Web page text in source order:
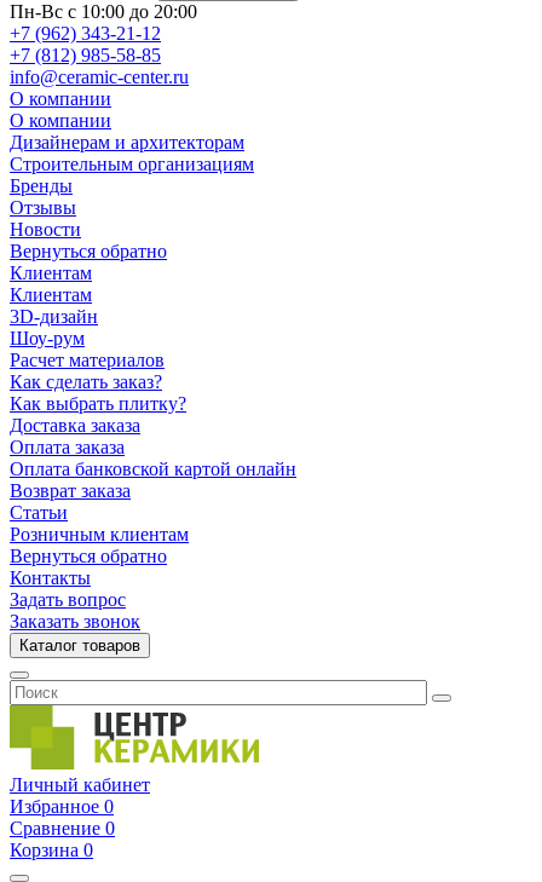
Пн-Вс с 10:00 до 20:00
+7 (962) 343-21-12
+7 (812) 985-58-85
info@ceramic-center.ru
О компании
О компании
Дизайнерам и архитекторам
Строительным организациям
Бренды
Отзывы
Новости
Вернуться обратно
Клиентам
Клиентам
3D-дизайн
Шоу-рум
Расчет материалов
Как сделать заказ?
Как выбрать плитку?
Доставка заказа
Оплата заказа
Оплата банковской картой онлайн
Возврат заказа
Статьи
Розничным клиентам
Вернуться обратно
Контакты
Задать вопрос
Заказать звонок
Каталог товаров
Личный кабинет
Избранное 0
Сравнение 0
Корзина 0